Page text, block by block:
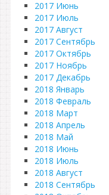
2017 Июнь
2017 Июль
2017 Август
2017 Сентябрь
2017 Октябрь
2017 Ноябрь
2017 Декабрь
2018 Январь
2018 Февраль
2018 Март
2018 Апрель
2018 Май
2018 Июнь
2018 Июль
2018 Август
2018 Сентябрь